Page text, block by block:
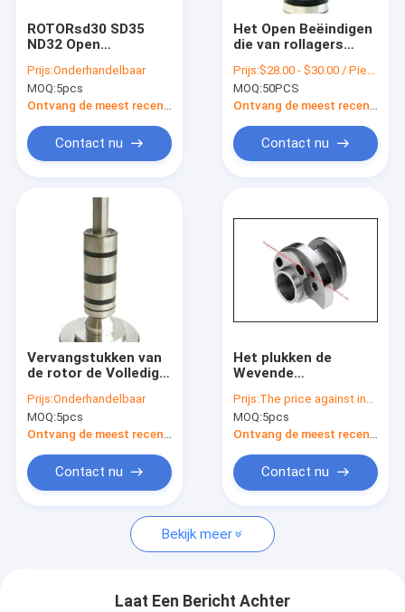
Producten
Ongeveer ons
Fabrieksreis
Kwaliteitscontrole
Nieuws
Gevallen
Polyesterstapelvezel
ROTORsd30 SD35
ND32 Open
Vervangstukken
ISO9001 spinnen
Prijs:Onderhandelbaar
MOQ:5pcs
Ontvang de meest recente Prijs
Contact nu
Het Open Beëindigen
die van rollagers
de Veerkrachtige
Steunen van D
spinnen
Prijs:$28.00 - $30.00 / Pieces |
MOQ:50PCS
Ontvang de meest recente Prijs
Contact nu
Vervangstukken van
de rotor de Volledige
Machine met Lager
voor Schlafhorst
Prijs:Onderhandelbaar
MOQ:5pcs
Ontvang de meest recente Prijs
Contact nu
Het plukken de
Wevende
TW11 Pu P7100
P7150 P7200 van
Nokkensulzer
Prijs:The price against inquiry
MOQ:5pcs
Ontvang de meest recente Prijs
Contact nu
Bekijk meer
Laat Een Bericht Achter